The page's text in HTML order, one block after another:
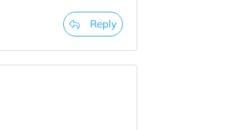
Reply